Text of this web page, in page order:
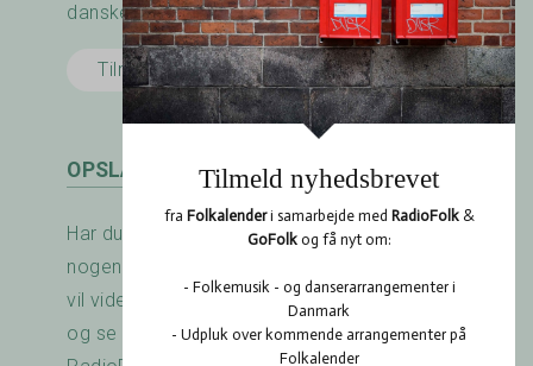
danske folkemusik - og dansescene.
Tilmeld her
OPSLAGSTAVLEN
Har du arrangeret en koncert? Savner du
nogen at spille med? Er der noget du gerne
vil vide? Brug RadioFolk.dk's Opslagstavle,
og se også hvad andre har gang i på